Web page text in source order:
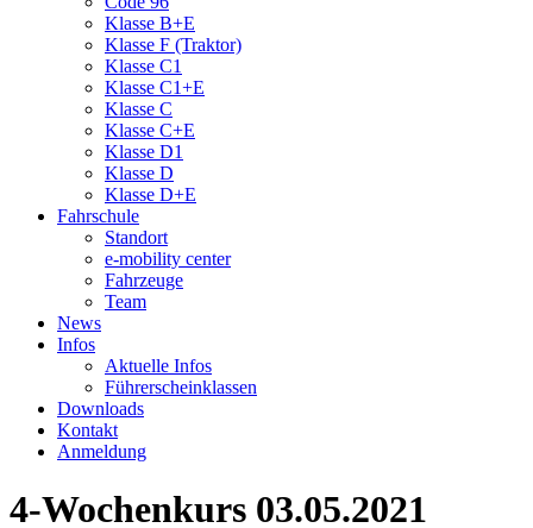
Klasse B+E
Klasse F (Traktor)
Klasse C1
Klasse C1+E
Klasse C
Klasse C+E
Klasse D1
Klasse D
Klasse D+E
Fahrschule
Standort
e-mobility center
Fahrzeuge
Team
News
Infos
Aktuelle Infos
Führerscheinklassen
Downloads
Kontakt
Anmeldung
4-Wochenkurs 03.05.2021